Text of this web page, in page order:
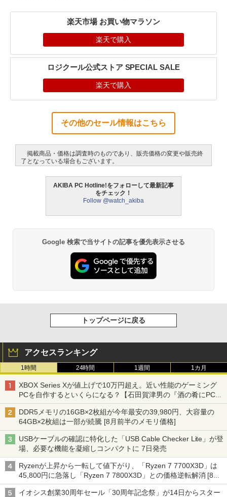
楽天市場 お買い物マラソン
楽天で購入
ロジクール公式ストア SPECIAL SALE
楽天で購入
その他のセール情報はこちら
掲載商品・価格は調査時のものであり、販売価格の変更や販売終
了となっている場合もございます。
AKIBA PC Hotline!をフォローして最新記事
をチェック！
Follow @watch_akiba
Google 検索で当サイトの記事を優先表示させる
トップページに戻る
アクセスランキング
1時間 24時間 1週間 1カ月
XBOX Series Xが値上げで10万円超え。近い性能のゲーミング
PCを自作するといくらになる？【石田賀津男の『酒の肴にPCゲ
ーム』】
DDR5メモリの16GB×2枚組が今年最安の39,980円、大容量の
64GB×2枚組は一部が続騰 [8月前半のメモリ価格]
USBケーブルの確認に特化した「USB Cable Checker Lite」が登
場、必要な機能を凝縮しコンパクトに 7日発売
Ryzenが上昇から一転して値下がり、「Ryzen 7 7700X3D」は
45,800円に急落し「Ryzen 7 7800X3D」との価格逆転解消 [8月
前半のCPU価格]
イオシス創業30周年セール「30周年記念祭」が14日からスター